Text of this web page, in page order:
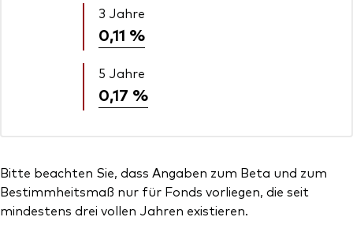
3 Jahre
0,11 %
5 Jahre
0,17 %
Bitte beachten Sie, dass Angaben zum Beta und zum
Bestimmheitsmaß nur für Fonds vorliegen, die seit
mindestens drei vollen Jahren existieren.